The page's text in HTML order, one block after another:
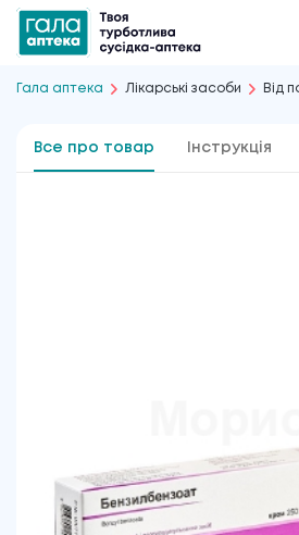
Гала аптека Лікарські засоби Від
Все про товар Інструкція